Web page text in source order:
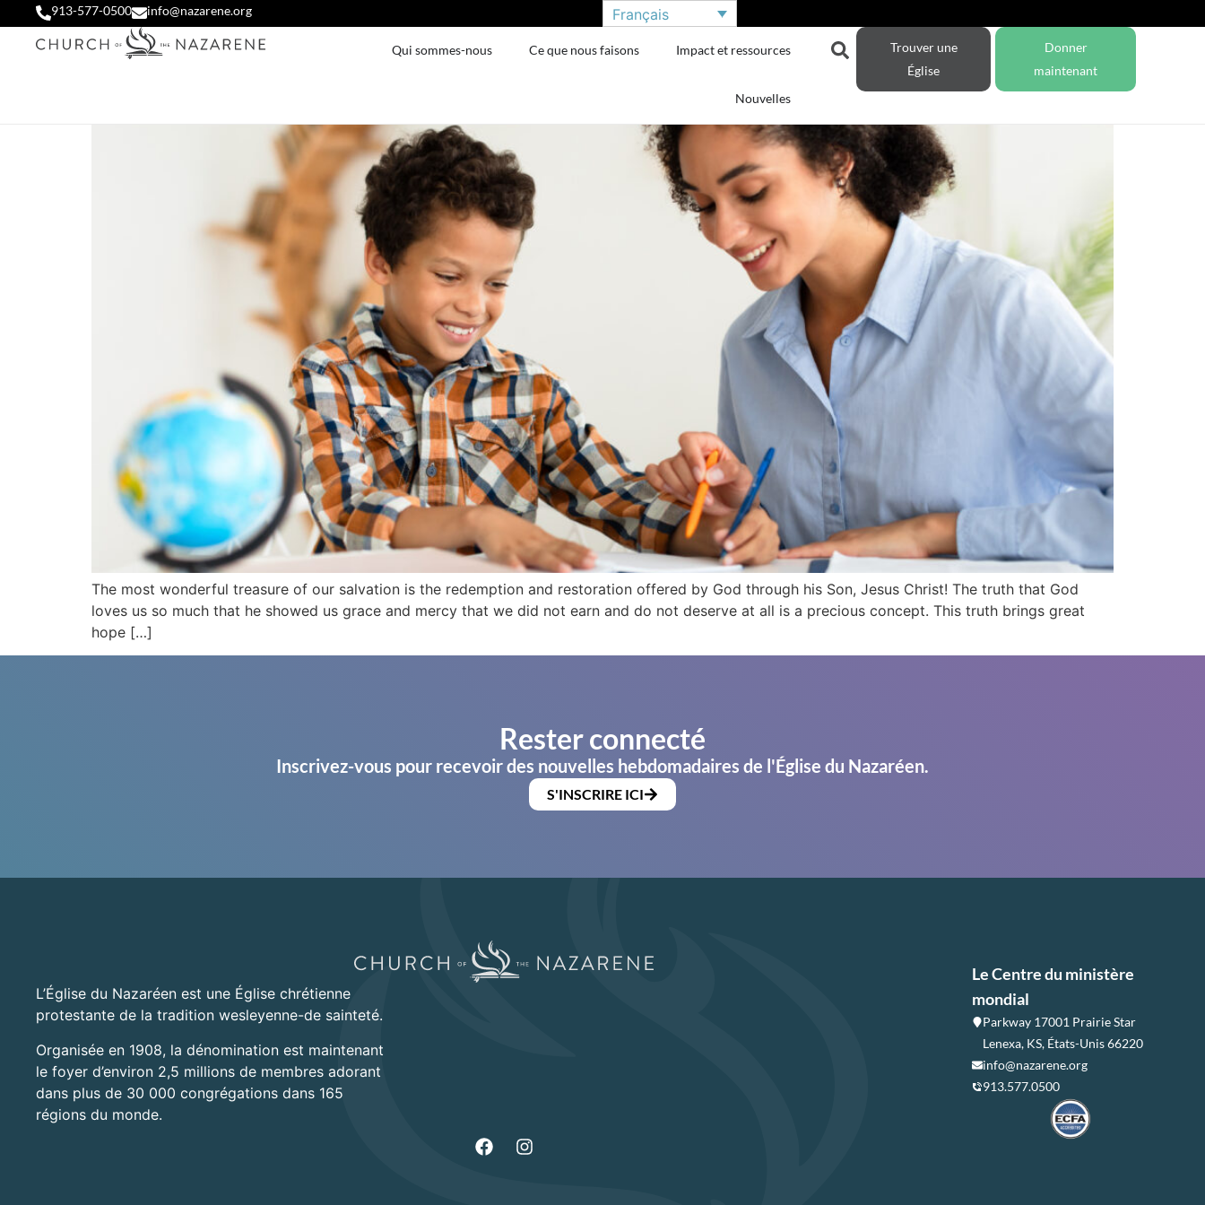
913-577-0500 info@nazarene.org Français
Qui sommes-nous Ce que nous faisons Impact et ressources
Nouvelles
Trouver une
Église
Donner
maintenant
The most wonderful treasure of our salvation is the redemption and restoration offered by God through his Son, Jesus Christ! The truth that God
loves us so much that he showed us grace and mercy that we did not earn and do not deserve at all is a precious concept. This truth brings great
hope […]
Rester connecté
Inscrivez-vous pour recevoir des nouvelles hebdomadaires de l'Église du Nazaréen.
S'INSCRIRE ICI
L’Église du Nazaréen est une Église chrétienne
protestante de la tradition wesleyenne-de sainteté.
Organisée en 1908, la dénomination est maintenant
le foyer d’environ 2,5 millions de membres adorant
dans plus de 30 000 congrégations dans 165
régions du monde.
Le Centre du ministère
mondial
Parkway 17001 Prairie Star
Lenexa, KS, États-Unis 66220
info@nazarene.org
913.577.0500